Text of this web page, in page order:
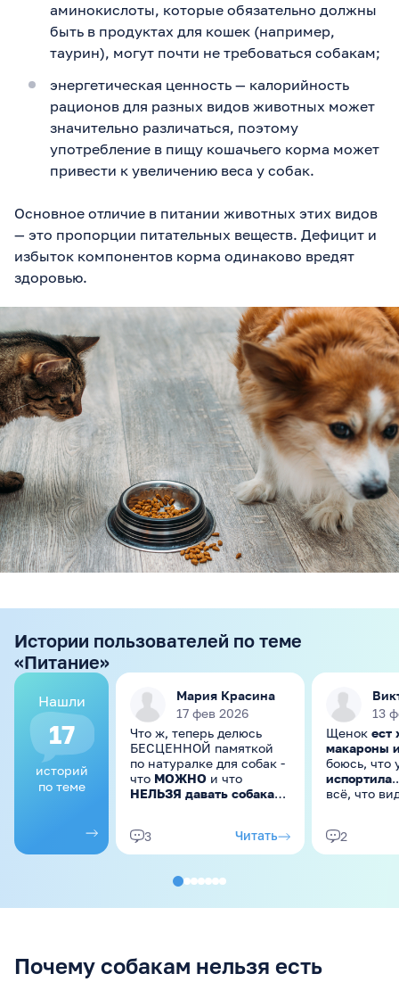
аминокислоты, которые обязательно должны
быть в продуктах для кошек (например,
таурин), могут почти не требоваться собакам;
энергетическая ценность — калорийность
рационов для разных видов животных может
значительно различаться, поэтому
употребление в пищу кошачьего корма может
привести к увеличению веса у собак.
Основное отличие в питании животных этих видов
— это пропорции питательных веществ. Дефицит и
избыток компонентов корма одинаково вредят
здоровью.
Истории пользователей по теме
«Питание»
Нашли
17
историй
по теме
Мария Красина
17 фев 2026
Что ж, теперь делюсь
БЕСЦЕННОЙ памяткой
по натуралке для собак -
что МОЖНО и что
НЕЛЬЗЯ давать собакам
список для кошек в
прошлом посте. И снова
продукты даем БЕЗ соли,
3 Читать
13
Щенок ест
макароны
боюсь, что
испортила
всё, что
это
пищевые
2
Почему собакам нельзя есть